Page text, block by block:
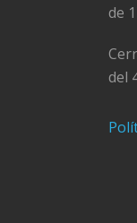
de
del